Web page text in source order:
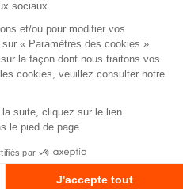
RGPD
Instagram